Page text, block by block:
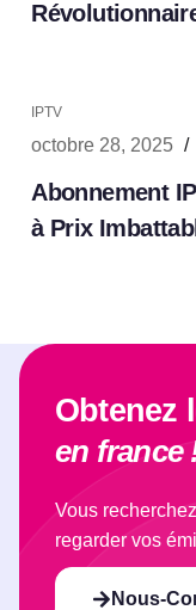
IPTV
octobre 28, 2025 /
Abonnement
à Prix
Obtenez
en france
Vous
regarder vos
Nous-